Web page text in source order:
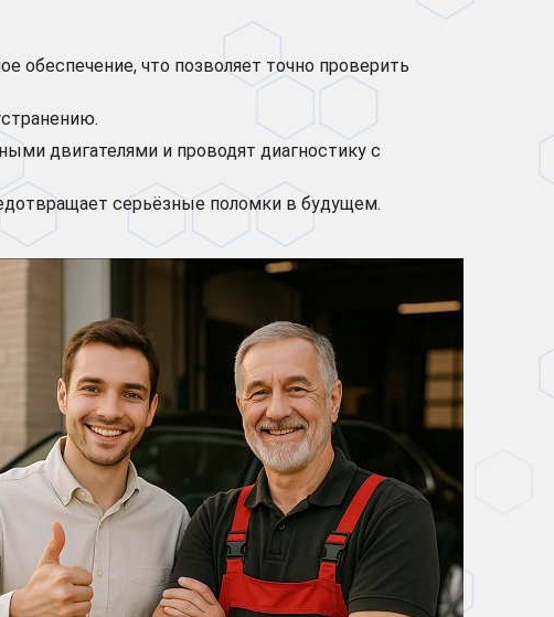
обеспечение, что позволяет точно проверить
двигателями и проводят диагностику с
серьёзные поломки в будущем.